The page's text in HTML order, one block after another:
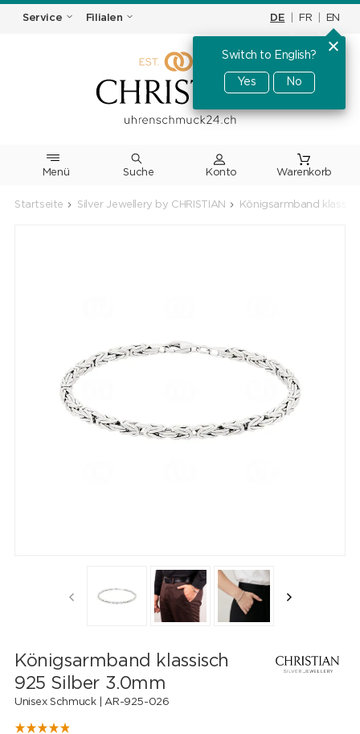
Service Filialen DE FR EN
Switch to English?
Yes No
Menü Suche Warenkorb
Startseite Silver Jewellery by CHRISTIAN Königsarmband
Königsarmband klassisch
925 Silber 3.0mm
Unisex Schmuck |AR-925-026